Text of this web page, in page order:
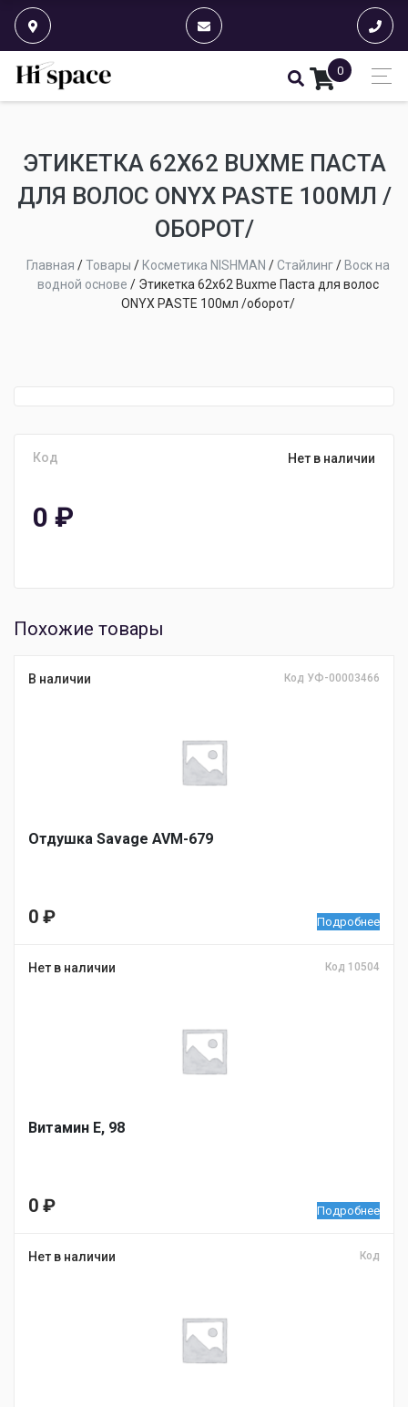
0
ЭТИКЕТКА 62Х62 BUXME ПАСТА
ДЛЯ ВОЛОС ONYX PASTE 100МЛ /
ОБОРОТ/
Главная /Товары / Косметика NISHMAN /Стайлинг/ Воск на
водной основе / Этикетка 62х62 Buxme Паста для волос
ONYX PASTE 100мл /оборот/
Код Нет в наличии
0 ₽
Похожие товары
В наличии Код УФ-00003466
Отдушка Savage AVM-679
0 ₽ Подробнее
Нет в наличии Код 10504
Витамин Е, 98
0 ₽ Подробнее
Нет в наличии Код